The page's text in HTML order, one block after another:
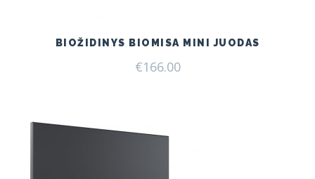
BIOŽIDINYS BIOMISA MINI JUODAS
€166.00